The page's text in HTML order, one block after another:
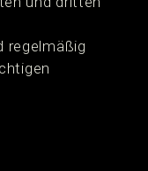
regelmäßig